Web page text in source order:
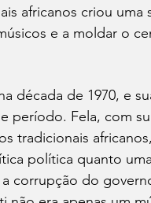
africanos criou
e a moldar o
década de 1970, e
período. Fela, com
tradicionais
política quanto
corrupção do